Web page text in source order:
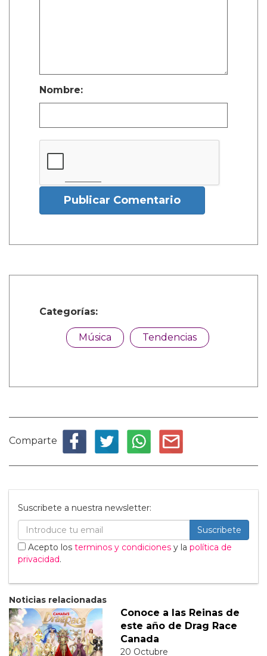
Nombre:
Publicar Comentario
Categorías:
Música Tendencias
Comparte
Suscribete a nuestra newsletter:
Suscribete
Acepto los terminos y condiciones y la política de
privacidad.
Noticias relacionadas
Conoce a las Reinas de
este año de Drag Race
Canada
20 Octubre